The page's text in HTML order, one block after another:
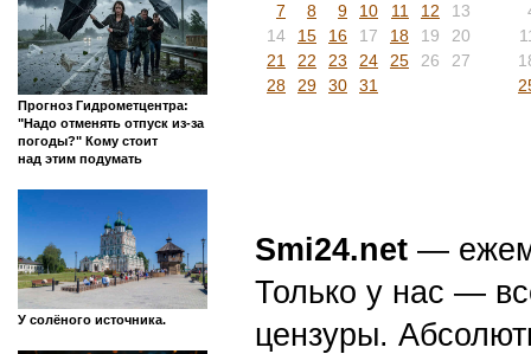
Прогноз Гидрометцентра:
"Надо отменять отпуск из-за
погоды?" Кому стоит
над этим подумать
У солёного источника.
7
8 9 10 11 12
13
14
15 16 17 18 19
20
21
22 23 24 25 26
27
28
29 30 31
Smi24.net —
Только у нас —
цензуры.